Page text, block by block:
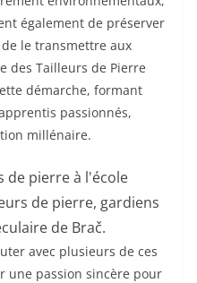
également de préserver
le transmettre aux
des Tailleurs de Pierre
démarche, formant
passionnés,
millénaire.
de pierre, gardiens
de Brač.
avec plusieurs de ces
une passion sincère pour